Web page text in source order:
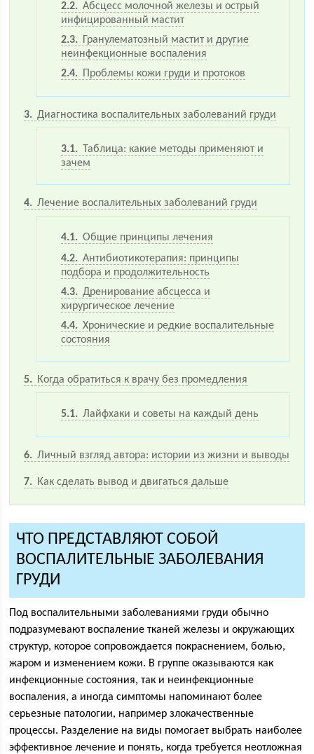
2.2
Абсцесс молочной железы и острый
инфицированный мастит
2.3
Гранулематозный мастит и другие
неинфекционные воспаления
2.4
Проблемы кожи груди и протоков
3 Диагностика воспалительных заболеваний груди
3.1
Таблица: какие методы применяют и
зачем
4 Лечение воспалительных заболеваний груди
4.1
Общие принципы лечения
4.2
Антибиотикотерапия: принципы
подбора и продолжительность
4.3
Дренирование абсцесса и
хирургическое лечение
4.4
Хронические и редкие воспалительные
состояния
5 Когда обратиться к врачу без промедления
5.1 Лайфхаки и советы на каждый день
6 Личный взгляд автора: истории из жизни и выводы
7 Как сделать вывод и двигаться дальше
ЧТО ПРЕДСТАВЛЯЮТ СОБОЙ
ВОСПАЛИТЕЛЬНЫЕ ЗАБОЛЕВАНИЯ
ГРУДИ
Под воспалительными заболеваниями груди обычно
подразумевают воспаление тканей железы и окружающих
структур, которое сопровождается покраснением, болью,
жаром и изменением кожи. В группе оказываются как
инфекционные состояния, так и неинфекционные
воспаления, а иногда симптомы напоминают более
серьезные патологии, например злокачественные
процессы. Разделение на виды помогает выбрать наиболее
эффективное лечение и понять, когда требуется неотложная